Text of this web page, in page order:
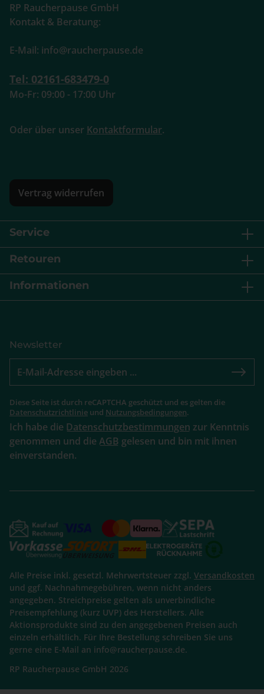
RP Raucherpause GmbH
Kontakt & Beratung:
E-Mail: info@raucherpause.de
Tel: 02161-683479-0
Mo-Fr: 09:00 - 17:00 Uhr
Oder über unser Kontaktformular.
Vertrag widerrufen
Service
Retouren
Informationen
Newsletter
Diese Seite ist durch reCAPTCHA geschützt und es gelten die
Datenschutzrichtlinie und Nutzungsbedingungen.
Ich habe die Datenschutzbestimmungen zur Kenntnis
genommen und die AGB gelesen und bin mit ihnen
einverstanden.
Alle Preise inkl. gesetzl. Mehrwertsteuer zzgl. Versandkosten
und ggf. Nachnahmegebühren, wenn nicht anders
angegeben. Streichpreise gelten als unverbindliche
Preisempfehlung (kurz UVP) des Herstellers. Alle
Aktionsprodukte sind zu den angegebenen Preisen auch
einzeln erhältlich. Für Ihre Bestellung schreiben Sie uns
gerne eine E-Mail an info@raucherpause.de.
RP Raucherpause GmbH 2026